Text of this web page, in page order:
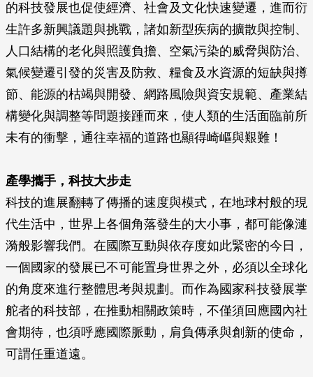
的科技發展也促使經濟、社會及文化快速變遷，進而衍
生許多新興議題與挑戰，諸如新型疾病的擴散與控制、
人口結構的老化與照護負擔、空氣污染的威脅與防治、
氣候變遷引發的災害及防救、糧食及水資源的短缺與撙
節、能源的枯竭與開發、網路風險與資安規範、產業結
構變化與調整等問題接踵而來，使人類的生活面臨前所
未有的衝擊，通往幸福的道路也顯得崎嶇與艱難！
產學攜手，科技大步走
科技的進展翻轉了傳播的速度與模式，在地球村般的現
代生活中，世界上各個角落發生的大小事，都可能像漣
漪般影響我們。在國際互動與依存度如此緊密的今日，
一個國家的發展已不可能置身世界之外，必須以全球化
的角度來進行整體思考與規劃。而作為國家科技發展掌
舵者的科技部，在推動相關政策時，不僅須回應國內社
會期待，也須呼應國際脈動，肩負傳承與創新的使命，
可謂任重道遠。